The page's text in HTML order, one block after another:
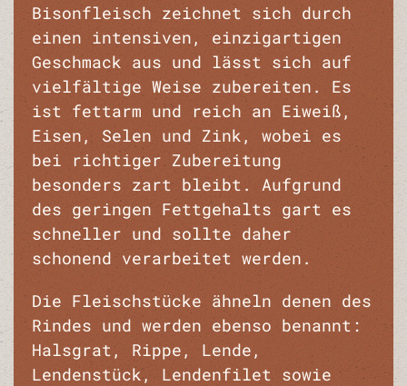
Bisonfleisch zeichnet sich durch
einen intensiven, einzigartigen
Geschmack aus und lässt sich auf
vielfältige Weise zubereiten. Es
ist fettarm und reich an Eiweiß,
Eisen, Selen und Zink, wobei es
bei richtiger Zubereitung
besonders zart bleibt. Aufgrund
des geringen Fettgehalts gart es
schneller und sollte daher
schonend verarbeitet werden.
Die Fleischstücke ähneln denen des
Rindes und werden ebenso benannt:
Halsgrat, Rippe, Lende,
Lendenstück, Lendenfilet sowie